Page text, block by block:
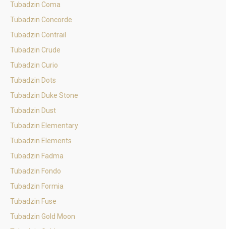
Tubadzin Coma
Tubadzin Concorde
Tubadzin Contrail
Tubadzin Crude
Tubadzin Curio
Tubadzin Dots
Tubadzin Duke Stone
Tubadzin Dust
Tubadzin Elementary
Tubadzin Elements
Tubadzin Fadma
Tubadzin Fondo
Tubadzin Formia
Tubadzin Fuse
Tubadzin Gold Moon